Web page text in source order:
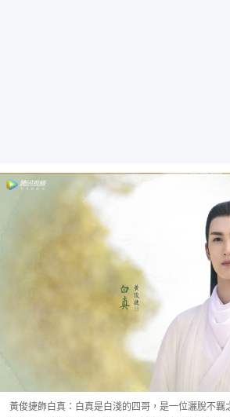
黃俊捷飾白真：白真是白淺的四哥，是一位灑脫不羈